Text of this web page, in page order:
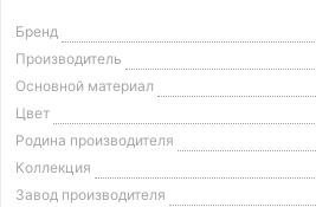
Бренд
Производитель
Основной материал
Цвет
Родина производителя
Коллекция
Завод производителя